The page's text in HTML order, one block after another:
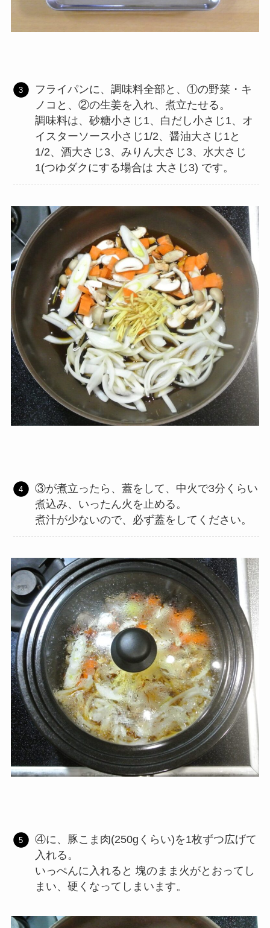
フライパンに、調味料全部と、①の野菜・キ
ノコと、②の生姜を入れ、煮立たせる。
調味料は、砂糖小さじ1、白だし小さじ1、オ
イスターソース小さじ1/2、醤油大さじ1と
1/2、酒大さじ3、みりん大さじ3、水大さじ
1(つゆダクにする場合は 大さじ3) です。
③が煮立ったら、蓋をして、中火で3分くらい
煮込み、いったん火を止める。
煮汁が少ないので、必ず蓋をしてください。
④に、豚こま肉(250gくらい)を1枚ずつ広げて
入れる。
いっぺんに入れると 塊のまま火がとおってし
まい、硬くなってしまいます。